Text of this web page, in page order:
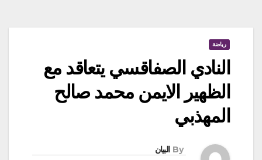
رياضة
النادي الصفاقسي يتعاقد مع
الظهير الايمن محمد صالح
المهذبي
By البيان